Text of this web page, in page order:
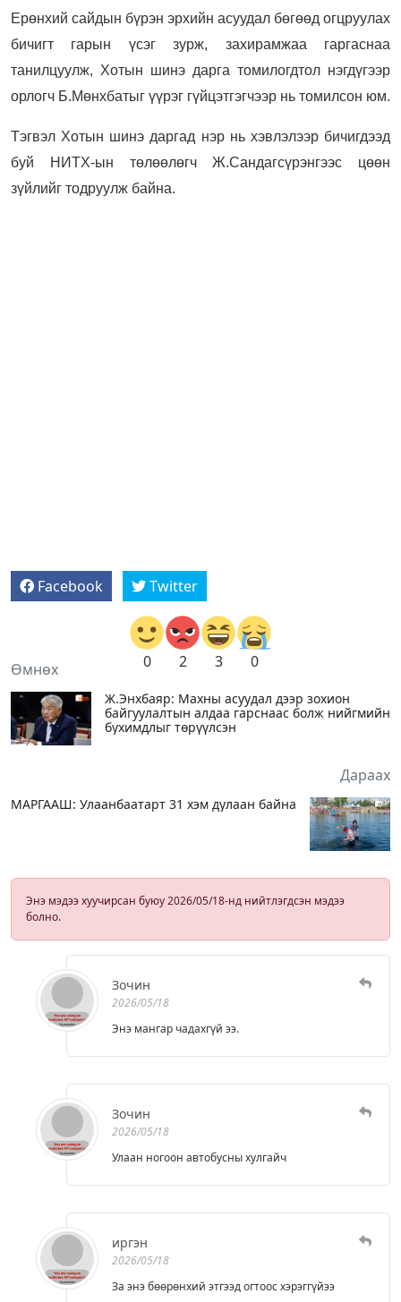
Ерөнхий сайдын бүрэн эрхийн асуудал бөгөөд огцруулах
бичигт гарын үсэг зурж, захирамжаа гаргаснаа
танилцуулж, Хотын шинэ дарга томилогдтол нэгдүгээр
орлогч Б.Мөнхбатыг үүрэг гүйцэтгэгчээр нь томилсон юм.
Тэгвэл Хотын шинэ даргад нэр нь хэвлэлээр бичигдээд
буй НИТХ-ын төлөөлөгч Ж.Сандагсүрэнгээс цөөн
зүйлийг тодруулж байна.
Facebook Twitter
0 2 3 0
Өмнөх
Ж.Энхбаяр: Махны асуудал дээр зохион
байгуулалтын алдаа гарснаас болж нийгмийн
бухимдлыг төрүүлсэн
Дараах
МАРГААШ: Улаанбаатарт 31 хэм дулаан байна
Энэ мэдээ хуучирсан буюу 2026/05/18-нд нийтлэгдсэн мэдээ
болно.
Зочин
2026/05/18
Энэ мангар чадахгүй ээ.
Зочин
2026/05/18
Улаан ногоон автобусны хулгайч
иргэн
2026/05/18
За энэ бөөрөнхий этгээд огтоос хэрэггүйээ